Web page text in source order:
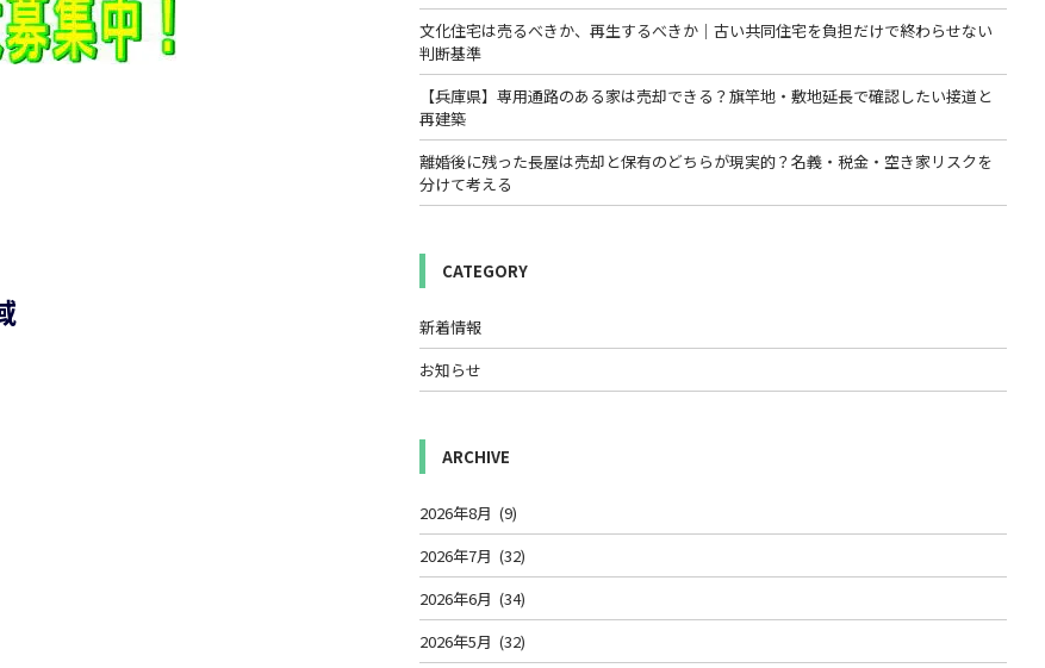
文化住宅は売るべきか、再生するべきか｜古い共同住宅を負担だけで終わらせない
判断基準
【兵庫県】専用通路のある家は売却できる？旗竿地・敷地延長で確認したい接道と
再建築
離婚後に残った長屋は売却と保有のどちらが現実的？名義・税金・空き家リスクを
分けて考える
CATEGORY
新着情報
お知らせ
ARCHIVE
2026年8月 (9)
2026年7月 (32)
2026年6月 (34)
2026年5月 (32)